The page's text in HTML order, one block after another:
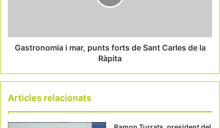
Gastronomia i mar, punts forts de Sant Carles de la
Ràpita
Articles relacionats